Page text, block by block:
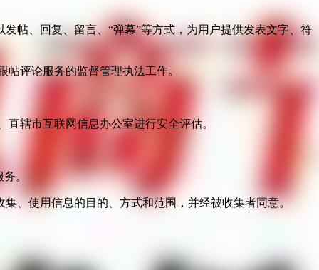
帖、回复、留言、“弹幕”等方式，为用户提供发表文字、符
评论服务的监督管理执法工作。
辖市互联网信息办公室进行安全评估。
。
、使用信息的目的、方式和范围，并经被收集者同意。